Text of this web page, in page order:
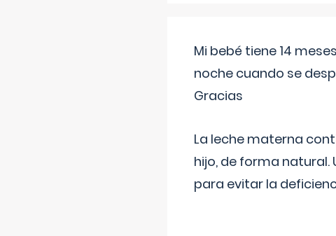
Mi bebé tiene 14
noche cuando se
Gracias
La leche materna
hijo, de forma
para evitar la